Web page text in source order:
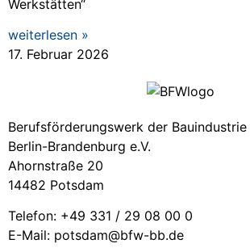
Werkstätten“
weiterlesen »
17. Februar 2026
Berufsförderungswerk der Bauindustrie
Berlin-Brandenburg e.V.
Ahornstraße 20
14482 Potsdam
Telefon: +49 331 / 29 08 00 0
E-Mail: potsdam@bfw-bb.de